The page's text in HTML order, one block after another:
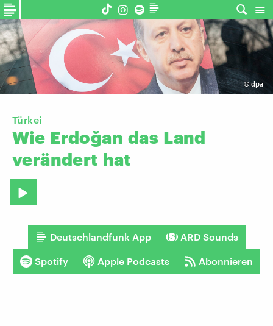
©dpa
Türkei
Wie Erdoğan das Land
verändert hat
Deutschlandfunk App ARD Sounds
Spotify Apple Podcasts Abonnieren